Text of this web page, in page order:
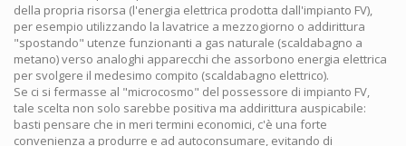
della propria risorsa (l'energia elettrica prodotta dall'impianto FV),
per esempio utilizzando la lavatrice a mezzogiorno o addirittura
"spostando" utenze funzionanti a gas naturale (scaldabagno a
metano) verso analoghi apparecchi che assorbono energia elettrica
per svolgere il medesimo compito (scaldabagno elettrico).
Se ci si fermasse al "microcosmo" del possessore di impianto FV,
tale scelta non solo sarebbe positiva ma addirittura auspicabile:
basti pensare che in meri termini economici, c'è una forte
convenienza a produrre e ad autoconsumare, evitando di